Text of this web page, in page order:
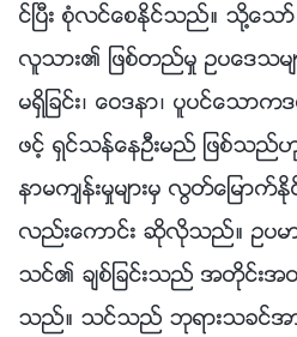
င္ၿပီး စုံလင္ေစႏိုင္သည္။ သို႔ေ
လူသား၏ ျဖစ္တည္မႈ ဥပေဒ
မရွိျခင္း၊ ေဝဒနာ၊ ပူပင္ေသာက
ဖင့္ ရွင္သန္ေနဦးမည္ ျဖစ္သ
နာမက်န္းမႈမ်ားမွ လြတ္ေျမာ
လည္းေကာင္း ဆိုလိုသည္။ ဥပမ
သင္၏ ခ်စ္ျခင္းသည္ အတိုင္းအတ
သည္။ သင္သည္ ဘုရားသခင္အာ